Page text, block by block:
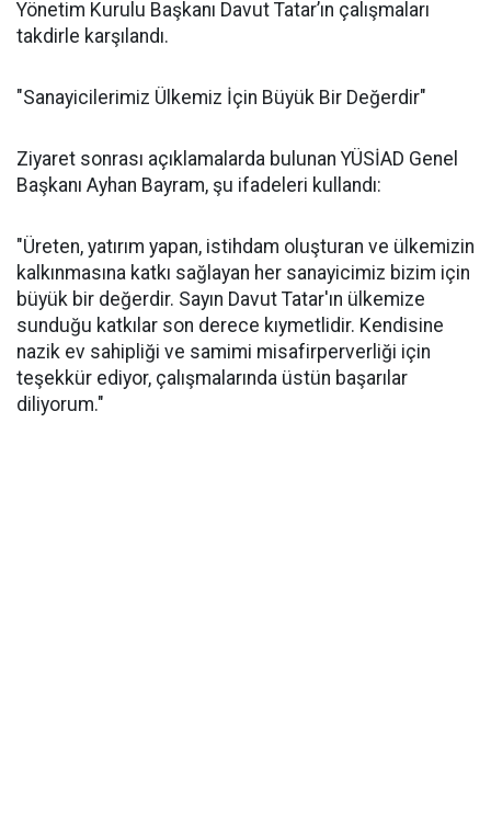
Yönetim Kurulu Başkanı Davut Tatar’ın çalışmaları
takdirle karşılandı.
"Sanayicilerimiz Ülkemiz İçin Büyük Bir Değerdir"
Ziyaret sonrası açıklamalarda bulunan YÜSİAD Genel
Başkanı Ayhan Bayram, şu ifadeleri kullandı:
"Üreten, yatırım yapan, istihdam oluşturan ve ülkemizin
kalkınmasına katkı sağlayan her sanayicimiz bizim için
büyük bir değerdir. Sayın Davut Tatar'ın ülkemize
sunduğu katkılar son derece kıymetlidir. Kendisine
nazik ev sahipliği ve samimi misafirperverliği için
teşekkür ediyor, çalışmalarında üstün başarılar
diliyorum."